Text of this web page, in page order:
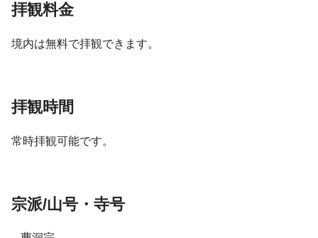
拝観料金
境内は無料で拝観できます。
拝観時間
常時拝観可能です。
宗派/山号・寺号